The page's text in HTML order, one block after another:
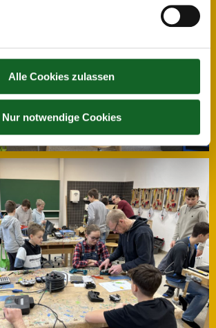
Alle Cookies zulassen
Nur notwendige Cookies